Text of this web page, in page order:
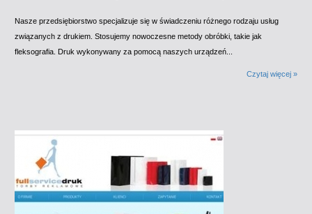
Nasze przedsiębiorstwo specjalizuje się w świadczeniu różnego rodzaju usług
związanych z drukiem. Stosujemy nowoczesne metody obróbki, takie jak
fleksografia. Druk wykonywany za pomocą naszych urządzeń...
Czytaj więcej »